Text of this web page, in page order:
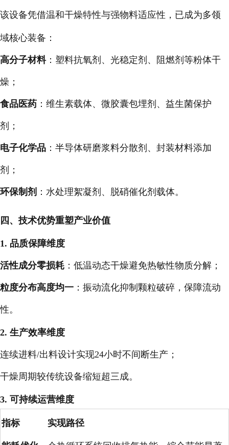
该设备凭借温和干燥特性与强物料适应性，已成为多领
域核心装备：
高分子材料：塑料抗氧剂、光稳定剂、阻燃剂等粉体干
燥；
食品医药 ：维生素载体、微胶囊包埋剂、益生菌保护
剂；
电子化学品 ：半导体研磨浆料分散剂、封装材料添加
剂；
环保制剂 ：水处理絮凝剂、脱硝催化剂载体。
四、技术优势重塑产业价值
1. 品质保障维度
活性成分零损耗 ：低温动态干燥避免热敏性物质分解；
粒度分布高度均一 ：振动流化抑制颗粒破碎，保障流动
性。
2. 生产效率维度
连续进料/出料设计实现24小时不间断生产；
干燥周期较传统设备缩短超三成。
3. 可持续运营维度
指标 实现路径